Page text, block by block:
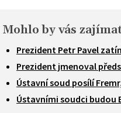
Mohlo by vás
Prezident Petr Pavel
Prezident jmenoval
Ústavní soud posílí
Ústavními soudci budou